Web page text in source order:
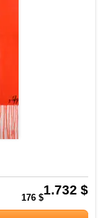
1.732 $
176 $